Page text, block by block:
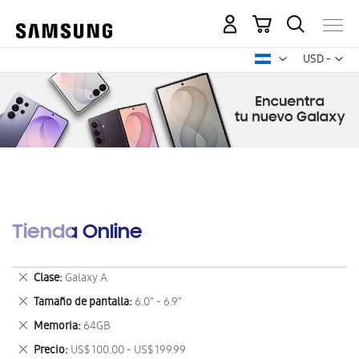
USD -
dólar
Mi carrito
Tienda Online
Clase Galaxy A
Eliminar
este
artículo
Tamaño de pantalla 6.0" - 6.9"
Eliminar
este
artículo
Memoria 64GB
Eliminar
este
Precio US$ 100.00 - US$ 199.99
Eliminar